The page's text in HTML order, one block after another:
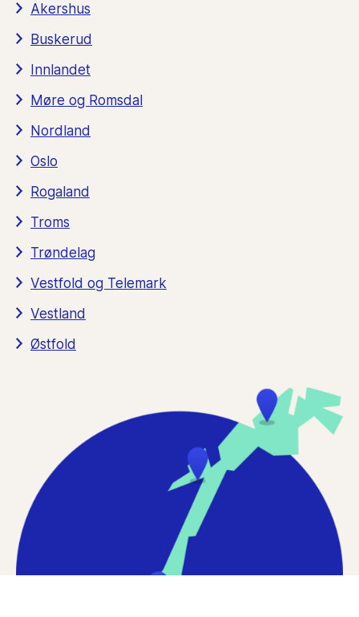
Akershus
Buskerud
Innlandet
Møre og Romsdal
Nordland
Oslo
Rogaland
Troms
Trøndelag
Vestfold og Telemark
Vestland
Østfold